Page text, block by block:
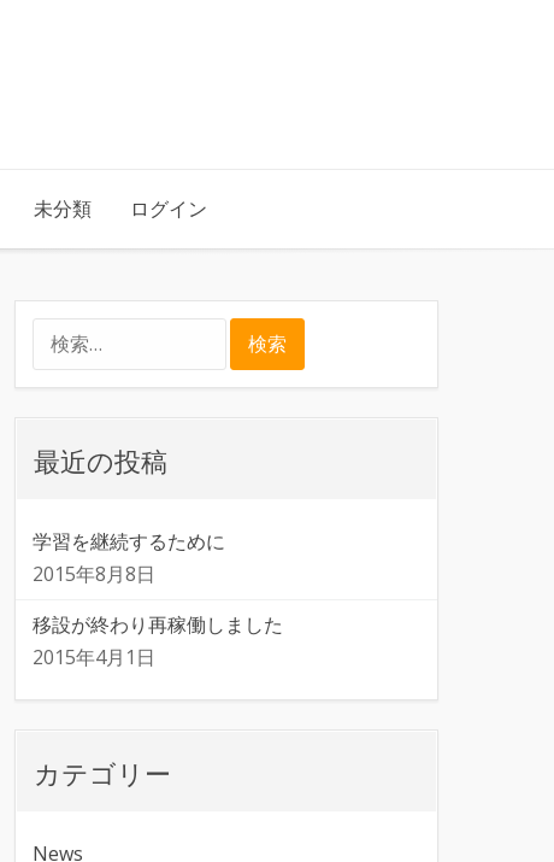
未分類 ログイン
最近の投稿
学習を継続するために
2015年8月8日
移設が終わり再稼働しました
2015年4月1日
カテゴリー
News